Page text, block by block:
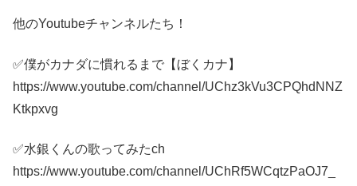
他のYoutubeチャンネルたち！
✅僕がカナダに慣れるまで【ぼくカナ】
https://www.youtube.com/channel/UChz3kVu3CPQhdNNZ
Ktkpxvg
✅水銀くんの歌ってみたch
https://www.youtube.com/channel/UChRf5WCqtzPaOJ7_